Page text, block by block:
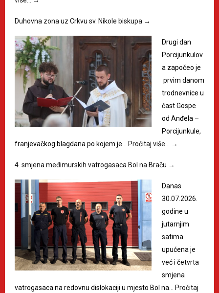
Duhovna zona uz Crkvu sv. Nikole biskupa →
Drugi dan
Porcijunkulov
a započeo je
prvim danom
trodnevnice u
čast Gospe
od Anđela –
Porcijunkule,
franjevačkog blagdana po kojem je… Pročitaj više… →
4. smjena međimurskih vatrogasaca Bol na Braču →
Danas
30.07.2026.
godine u
jutarnjim
satima
upućena je
već i četvrta
smjena
vatrogasaca na redovnu dislokaciji u mjesto Bol na… Pročitaj